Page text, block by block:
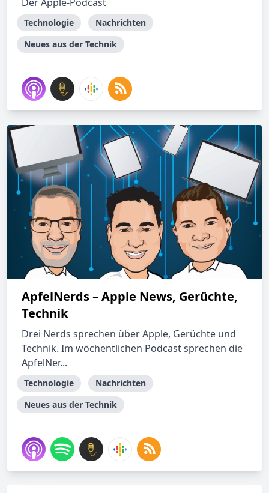
Technologie
Nachrichten
Neues aus der Technik
ApfelNerds – Apple News, Gerüchte,
Technik
Drei Nerds sprechen über Apple, Gerüchte und
Technik. Im wöchentlichen Podcast sprechen die
ApfelNer...
Technologie
Nachrichten
Neues aus der Technik